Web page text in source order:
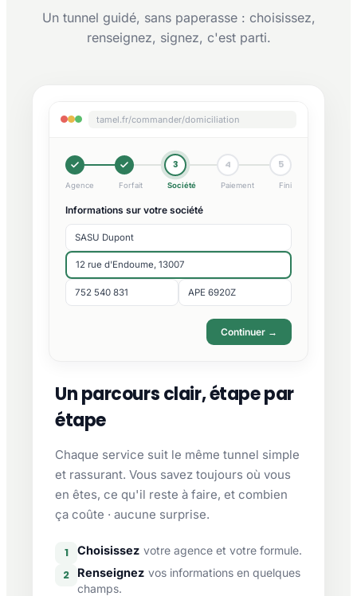
Un tunnel guidé, sans paperasse : choisissez,
renseignez, signez, c'est parti.
tamel.fr/commander/domiciliation
3 4 5
Agence Forfait Société Paiement Fini
Informations sur votre société
SASU Dupont
12 rue d'Endoume, 13007
752 540 831 APE 6920Z
Continuer →
Un parcours clair, étape par
étape
Chaque service suit le même tunnel simple
et rassurant. Vous savez toujours où vous
en êtes, ce qu'il reste à faire, et combien
ça coûte · aucune surprise.
1 Choisissez votre agence et votre formule.
2 Renseignez vos informations en quelques
champs.